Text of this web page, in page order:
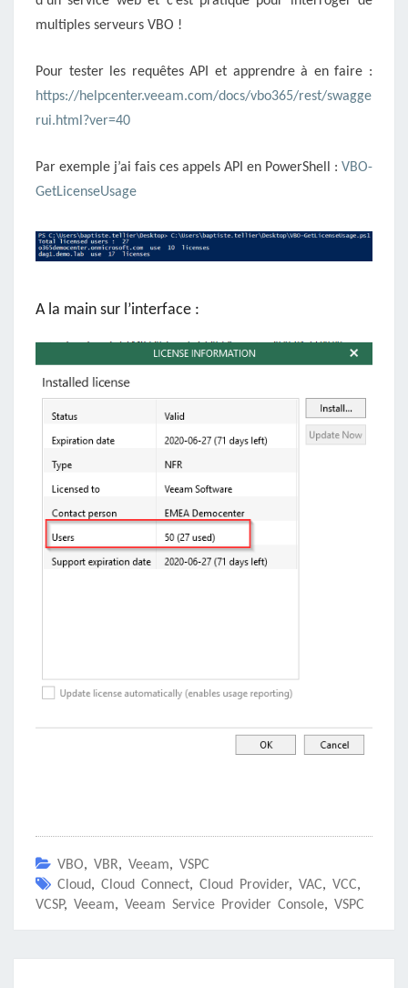
multiples serveurs VBO !
Pour tester les requêtes API et apprendre à en faire :
https://helpcenter.veeam.com/docs/vbo365/rest/swagge
rui.html?ver=40
Par exemple j’ai fais ces appels API en PowerShell : VBO-
GetLicenseUsage
A la main sur l’interface :
VBO, VBR, Veeam, VSPC
Cloud, Cloud Connect, Cloud Provider, VAC, VCC,
VCSP, Veeam, Veeam Service Provider Console, VSPC